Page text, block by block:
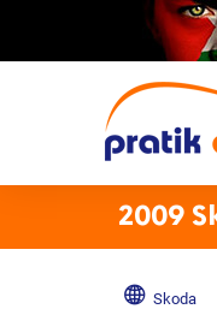
2009
Skoda